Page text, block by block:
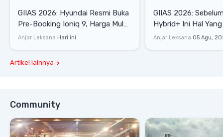
GIIAS 2026: Hyundai Resmi Buka
Pre-Booking Ioniq 9, Harga Mulai
Rp1,49 Miliar
Anjar Leksana Hari ini
GIIAS 2026:
Hybrid+ Ini Hal
Diketahui
Anjar Leksana 05 Agu,
Artikel lainnya
Community